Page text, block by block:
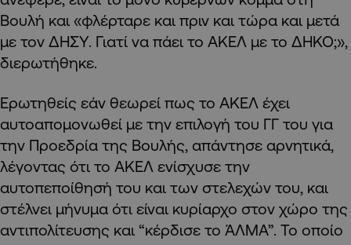
Βουλή και «φλέρταρε και πριν και τώρα και μετά
με τον ΔΗΣΥ. Γιατί να πάει το ΑΚΕΛ με το ΔΗΚΟ;»,
διερωτήθηκε.
Ερωτηθείς εάν θεωρεί πως το ΑΚΕΛ έχει
αυτοαπομονωθεί με την επιλογή του ΓΓ του για
την Προεδρία της Βουλής, απάντησε αρνητικά,
λέγοντας ότι το ΑΚΕΛ ενίσχυσε την
αυτοπεποίθησή του και των στελεχών του, και
στέλνει μήνυμα ότι είναι κυρίαρχο στον χώρο της
αντιπολίτευσης και “κέρδισε το ΆΛΜΑ”. Το οποίο